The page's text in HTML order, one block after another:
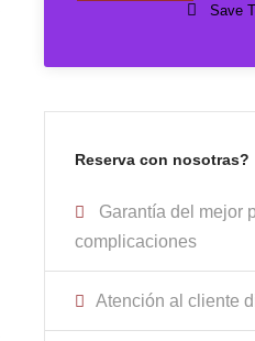
Save
Reserva con nosotras?
Garantía del mejor
complicaciones
Atención al cliente